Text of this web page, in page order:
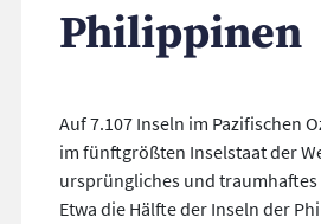
Philippinen
Auf 7.107 Inseln im Pazifischen
im fünftgrößten Inselstaat der
ursprüngliches und
Etwa die Hälfte der Inseln der